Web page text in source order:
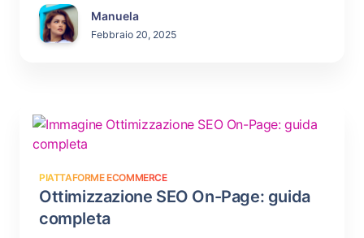
Manuela
Febbraio 20, 2025
PIATTAFORME ECOMMERCE
Ottimizzazione SEO On-Page: guida
completa